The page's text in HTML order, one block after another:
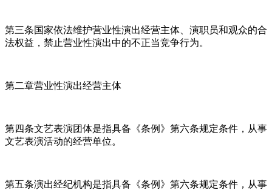
第三条国家依法维护营业性演出经营主体、演职员和观众的合
法权益，禁止营业性演出中的不正当竞争行为。
第二章营业性演出经营主体
第四条文艺表演团体是指具备《条例》第六条规定条件，从事
文艺表演活动的经营单位。
第五条演出经纪机构是指具备《条例》第六条规定条件，从事